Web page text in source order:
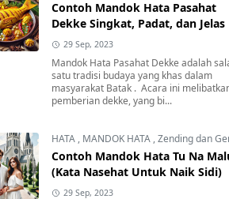
Contoh Mandok Hata Pasahat
Dekke Singkat, Padat, dan Jelas
29 Sep, 2023
Mandok Hata Pasahat Dekke adalah
satu tradisi budaya yang khas dalam
masyarakat Batak . Acara ini
pemberian dekke, yang bi...
HATA , MANDOK HATA ,Zending dan
Contoh Mandok Hata Tu Na
(Kata Nasehat Untuk Naik Sidi)
29 Sep, 2023